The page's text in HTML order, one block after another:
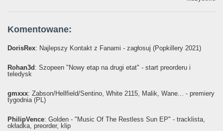
Komentowane:
DorisRex: Najlepszy Kontakt z Fanami - zagłosuj (Popkillery 2021)
Rohan3d: Szopeen "Nowy etap na drugi etat" - start preorderu i
teledysk
gmxxx: Żabson/Hellfield/Sentino, White 2115, Malik, Wane... - premiery
tygodnia (PL)
PhilipVence: Golden - "Music Of The Restless Sun EP" - tracklista,
okładka, preorder, klip